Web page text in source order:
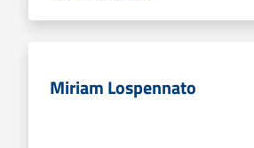
Miriam Lospennato